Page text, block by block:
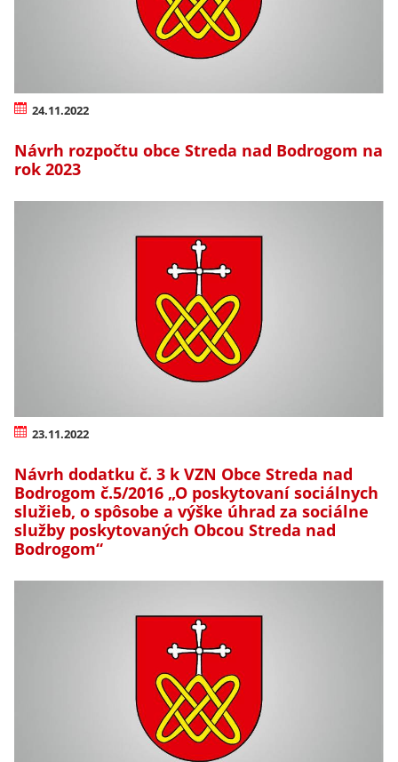
24.11.2022
Návrh rozpočtu obce Streda nad Bodrogom na
rok 2023
23.11.2022
Návrh dodatku č. 3 k VZN Obce Streda nad
Bodrogom č.5/2016 „O poskytovaní sociálnych
služieb, o spôsobe a výške úhrad za sociálne
služby poskytovaných Obcou Streda nad
Bodrogom“